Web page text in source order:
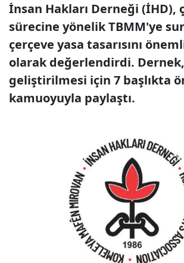
İnsan Hakları Derneği (İHD),
sürecine yönelik TBMM'ye
çerçeve yasa tasarısını
olarak değerlendirdi. Dernek,
geliştirilmesi için 7 başlıkta
kamuoyuyla paylaştı.